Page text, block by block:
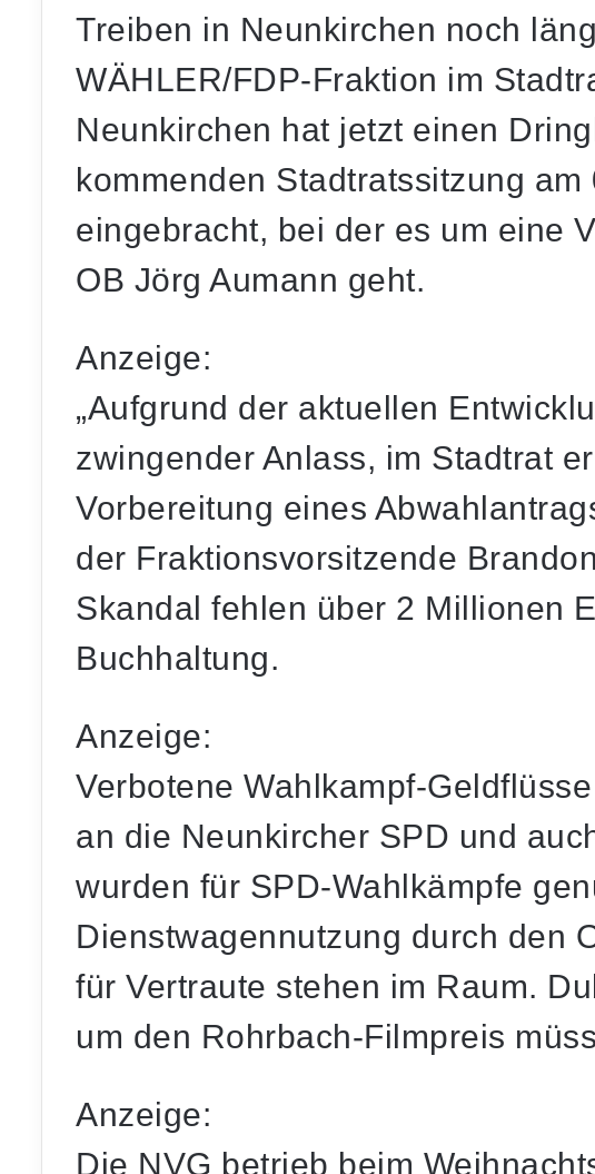
Treiben in Neunkirchen noch
WÄHLER/FDP-Fraktion im
Neunkirchen hat jetzt einen
kommenden Stadtratssitzung am
eingebracht, bei der es um eine
OB Jörg Aumann geht.
Anzeige:
„Aufgrund der aktuellen
zwingender Anlass, im Stadtrat
Vorbereitung eines
der Fraktionsvorsitzende
Skandal fehlen über 2 Millionen
Buchhaltung.
Anzeige:
Verbotene Wahlkampf-
an die Neunkircher SPD und
wurden für SPD-Wahlkämpfe
Dienstwagennutzung durch den
für Vertraute stehen im Raum.
um den Rohrbach-Filmpreis
Anzeige:
Die NVG betrieb beim